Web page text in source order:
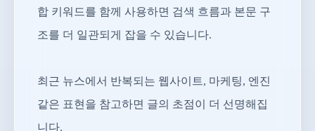
합 키워드를 함께 사용하면 검색 흐름과 본문 구
조를 더 일관되게 잡을 수 있습니다.
최근 뉴스에서 반복되는 웹사이트, 마케팅, 엔진
같은 표현을 참고하면 글의 초점이 더 선명해집
니다.